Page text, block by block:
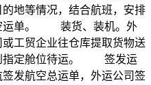
地等情况，结合航班，安排
运单。 装货、装机。外
工贸企业往仓库提取货物送
指定舱位待运。 签发运
发航空总运单，外运公司签